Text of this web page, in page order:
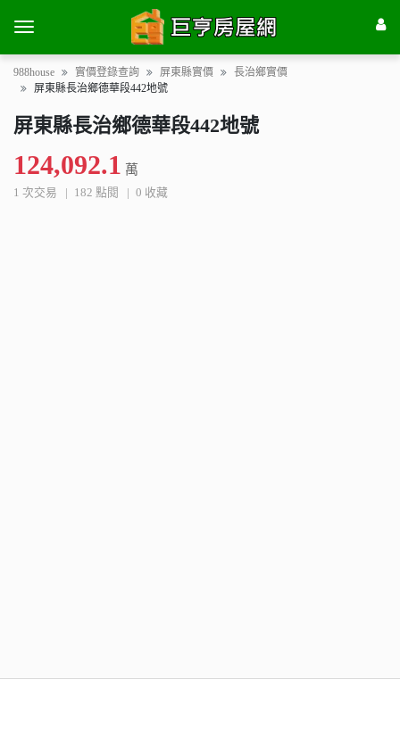
988house 實價登錄查詢 屏東縣實價
長治鄉實價
屏東縣長治鄉德華段442地號
屏東縣長治鄉德華段442地號
124,092.1 萬
1 次交易 182 點閱 0 收藏